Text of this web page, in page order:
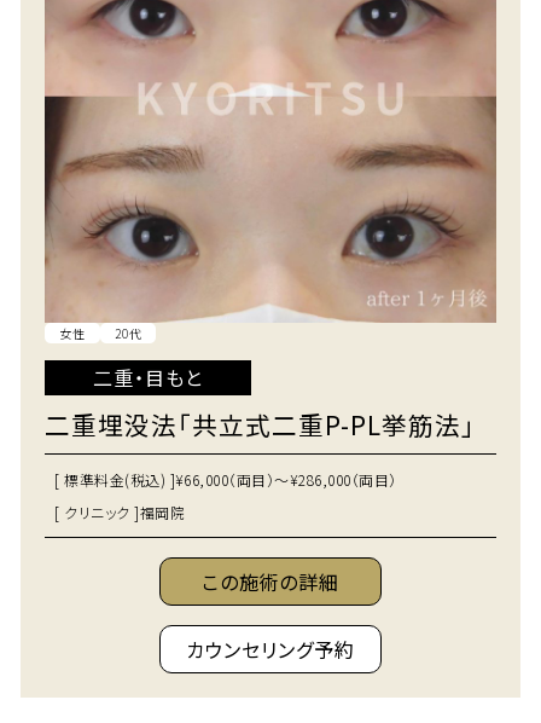
女性 20代
二重・目もと
二重埋没法「共立式二重P-PL挙筋法」
[ 標準料金(税込) ]¥66,000（両目）～¥286,000（両目）
[ クリニック ]福岡院
この施術の詳細
カウンセリング予約